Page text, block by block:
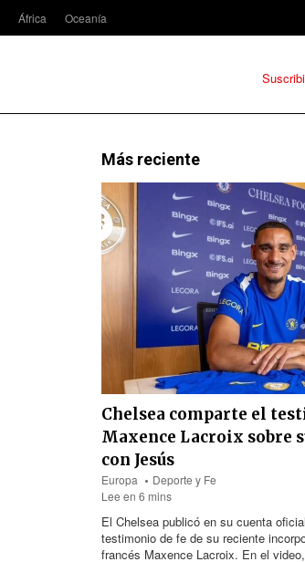
África Oceanía
Más reciente
Chelsea comparte el
Maxence Lacroix sobre
con Jesús
Europa
Deporte y Fe
Lee en 6 mins
El Chelsea publicó en su cuenta
testimonio de fe de su reciente
francés Maxence Lacroix. En el